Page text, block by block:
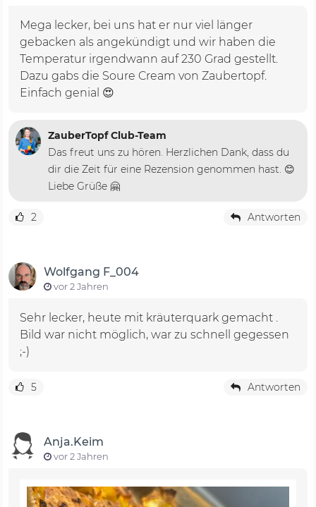
Mega lecker, bei uns hat er nur viel länger
gebacken als angekündigt und wir haben die
Temperatur irgendwann auf 230 Grad gestellt.
Dazu gabs die Soure Cream von Zaubertopf.
Einfach genial 😍
ZauberTopf Club-Team
Das freut uns zu hören. Herzlichen Dank, dass du
dir die Zeit für eine Rezension genommen hast. 😊
Liebe Grüße 🤗
2 Antworten
Wolfgang F_004
vor 2 Jahren
Sehr lecker, heute mit kräuterquark gemacht .
Bild war nicht möglich, war zu schnell gegessen
;-)
5 Antworten
Anja.Keim
vor 2 Jahren